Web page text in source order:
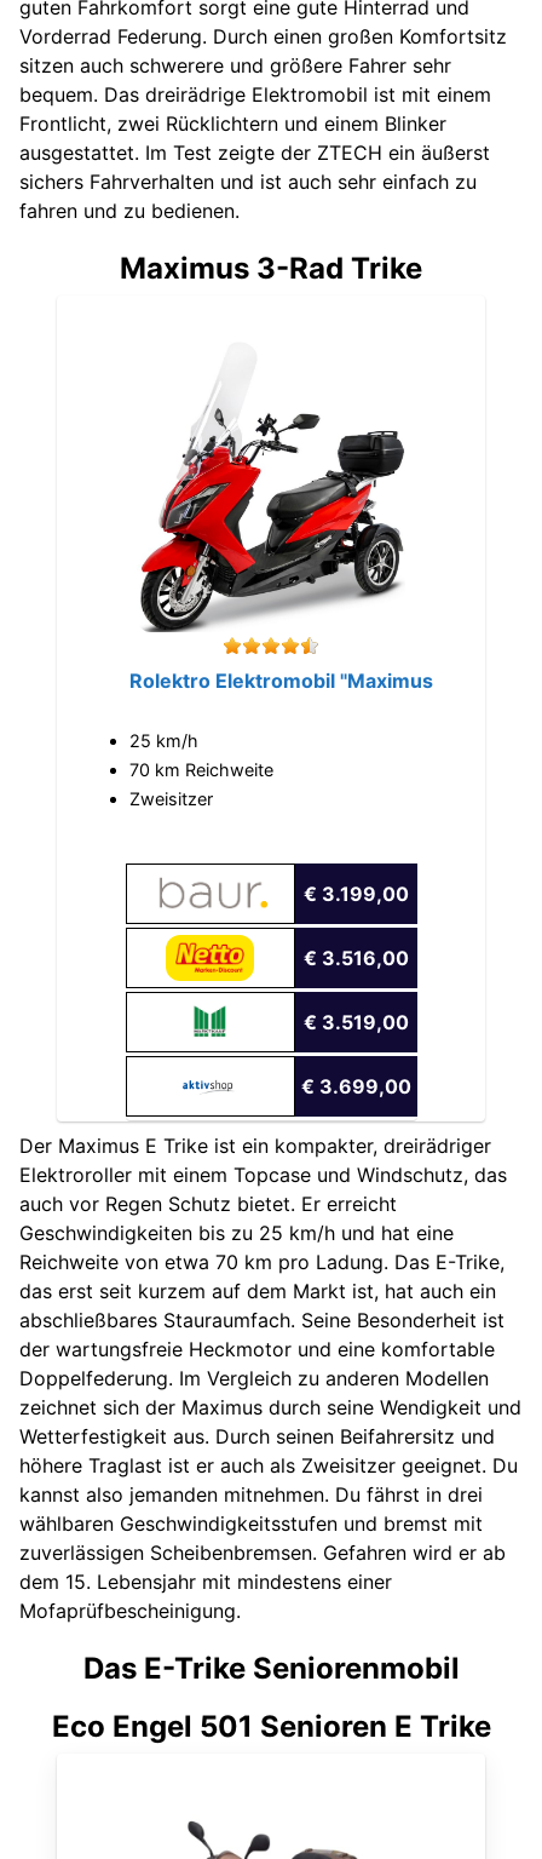
guten Fahrkomfort sorgt eine gute Hinterrad und
Vorderrad Federung. Durch einen großen Komfortsitz
sitzen auch schwerere und größere Fahrer sehr
bequem. Das dreirädrige Elektromobil ist mit einem
Frontlicht, zwei Rücklichtern und einem Blinker
ausgestattet. Im Test zeigte der ZTECH ein äußerst
sichers Fahrverhalten und ist auch sehr einfach zu
fahren und zu bedienen.
Maximus 3-Rad Trike
Rolektro Elektromobil "Maximus
25 km/h
70 km Reichweite
Zweisitzer
€ 3.199,00
€ 3.516,00
€ 3.519,00
€ 3.699,00
Der Maximus E Trike ist ein kompakter, dreirädriger
Elektroroller mit einem Topcase und Windschutz, das
auch vor Regen Schutz bietet. Er erreicht
Geschwindigkeiten bis zu 25 km/h und hat eine
Reichweite von etwa 70 km pro Ladung. Das E-Trike,
das erst seit kurzem auf dem Markt ist, hat auch ein
abschließbares Stauraumfach. Seine Besonderheit ist
der wartungsfreie Heckmotor und eine komfortable
Doppelfederung. Im Vergleich zu anderen Modellen
zeichnet sich der Maximus durch seine Wendigkeit und
Wetterfestigkeit aus. Durch seinen Beifahrersitz und
höhere Traglast ist er auch als Zweisitzer geeignet. Du
kannst also jemanden mitnehmen. Du fährst in drei
wählbaren Geschwindigkeitsstufen und bremst mit
zuverlässigen Scheibenbremsen. Gefahren wird er ab
dem 15. Lebensjahr mit mindestens einer
Mofaprüfbescheinigung.
Das E-Trike Seniorenmobil
Eco Engel 501 Senioren E Trike